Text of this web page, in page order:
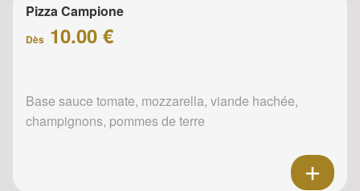
Pizza Campione
Dès 10.00 €
Base sauce tomate, mozzarella, viande hachée,
champignons, pommes de terre